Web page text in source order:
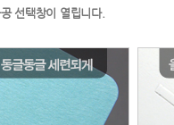
선택창이 열립니다.